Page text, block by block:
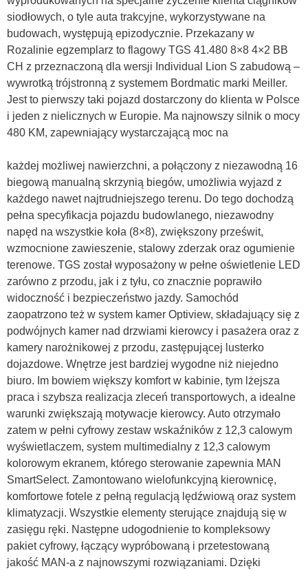
siodłowych, o tyle auta trakcyjne, wykorzystywane na
budowach, występują epizodycznie. Przekazany w
Rozalinie egzemplarz to flagowy TGS 41.480 8×8 4×2 BB
CH z przeznaczoną dla wersji Individual Lion S zabudową –
wywrotką trójstronną z systemem Bordmatic marki Meiller.
Jest to pierwszy taki pojazd dostarczony do klienta w Polsce
i jeden z nielicznych w Europie. Ma najnowszy silnik o mocy
480 KM, zapewniający wystarczającą moc na
każdej możliwej nawierzchni, a połączony z niezawodną 16
biegową manualną skrzynią biegów, umożliwia wyjazd z
każdego nawet najtrudniejszego terenu. Do tego dochodzą
pełna specyfikacja pojazdu budowlanego, niezawodny
napęd na wszystkie koła (8×8), zwiększony prześwit,
wzmocnione zawieszenie, stalowy zderzak oraz ogumienie
terenowe. TGS został wyposażony w pełne oświetlenie LED
zarówno z przodu, jak i z tyłu, co znacznie poprawiło
widoczność i bezpieczeństwo jazdy. Samochód
zaopatrzono też w system kamer Optiview, składajuący się z
podwójnych kamer nad drzwiami kierowcy i pasażera oraz z
kamery narożnikowej z przodu, zastępującej lusterko
dojazdowe. Wnętrze jest bardziej wygodne niż niejedno
biuro. Im bowiem większy komfort w kabinie, tym lżejsza
praca i szybsza realizacja zleceń transportowych, a idealne
warunki zwiększają motywacje kierowcy. Auto otrzymało
zatem w pełni cyfrowy zestaw wskaźników z 12,3 calowym
wyświetlaczem, system multimedialny z 12,3 calowym
kolorowym ekranem, którego sterowanie zapewnia MAN
SmartSelect. Zamontowano wielofunkcyjną kierownicę,
komfortowe fotele z pełną regulacją lędźwiową oraz system
klimatyzacji. Wszystkie elementy sterujące znajdują się w
zasięgu ręki. Następne udogodnienie to kompleksowy
pakiet cyfrowy, łączący wypróbowaną i przetestowaną
jakość MAN-a z najnowszymi rozwiązaniami. Dzięki